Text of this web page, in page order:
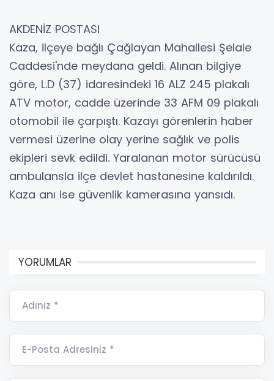
AKDENİZ POSTASI
Kaza, ilçeye bağlı Çağlayan Mahallesi Şelale
Caddesi'nde meydana geldi. Alınan bilgiye
göre, L.D (37) idaresindeki 16 ALZ 245 plakalı
ATV motor, cadde üzerinde 33 AFM 09 plakalı
otomobil ile çarpıştı. Kazayı görenlerin haber
vermesi üzerine olay yerine sağlık ve polis
ekipleri sevk edildi. Yaralanan motor sürücüsü
ambulansla ilçe devlet hastanesine kaldırıldı.
Kaza anı ise güvenlik kamerasına yansıdı.
YORUMLAR
Adınız *
E-Posta Adresiniz *